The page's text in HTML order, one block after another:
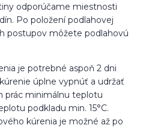
odporúčame miestnosti
Po položení podlahovej
postupov môžete podlahovú
je potrebné aspoň 2 dni
úplne vypnúť a udržať
prác minimálnu teplotu
podkladu min. 15°C.
kúrenia je možné až po